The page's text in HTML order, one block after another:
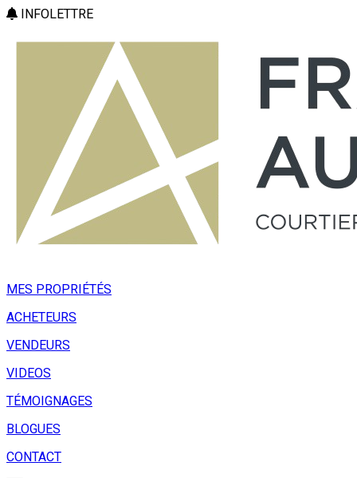
INFOLETTRE
MES PROPRIÉTÉS
ACHETEURS
VENDEURS
VIDEOS
TÉMOIGNAGES
BLOGUES
CONTACT